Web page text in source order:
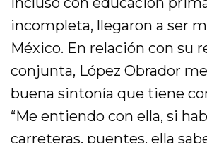
incompleta, llegaron a ser
México. En relación con su
conjunta, López Obrador
buena sintonía que tiene
“Me entiendo con ella, si
carreteras, puentes, ella